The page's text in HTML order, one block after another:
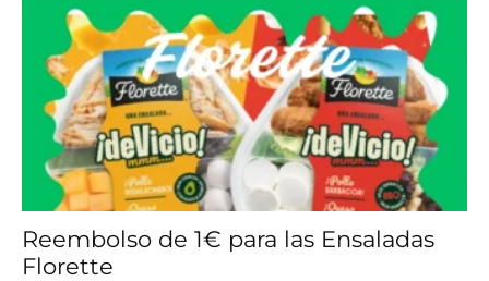
Reembolso de 1€ para las Ensaladas
Florette